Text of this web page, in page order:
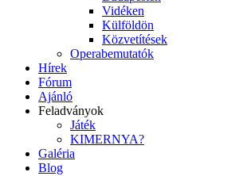
Vidéken
Külföldön
Közvetítések
Operabemutatók
Hírek
Fórum
Ajánló
Feladványok
Játék
KIMERNYA?
Galéria
Blog